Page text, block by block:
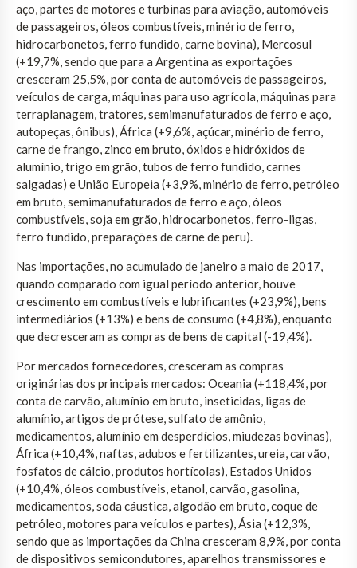
aço, partes de motores e turbinas para aviação, automóveis
de passageiros, óleos combustíveis, minério de ferro,
hidrocarbonetos, ferro fundido, carne bovina), Mercosul
(+19,7%, sendo que para a Argentina as exportações
cresceram 25,5%, por conta de automóveis de passageiros,
veículos de carga, máquinas para uso agrícola, máquinas para
terraplanagem, tratores, semimanufaturados de ferro e aço,
autopeças, ônibus), África (+9,6%, açúcar, minério de ferro,
carne de frango, zinco em bruto, óxidos e hidróxidos de
alumínio, trigo em grão, tubos de ferro fundido, carnes
salgadas) e União Europeia (+3,9%, minério de ferro, petróleo
em bruto, semimanufaturados de ferro e aço, óleos
combustíveis, soja em grão, hidrocarbonetos, ferro-ligas,
ferro fundido, preparações de carne de peru).
Nas importações, no acumulado de janeiro a maio de 2017,
quando comparado com igual período anterior, houve
crescimento em combustíveis e lubrificantes (+23,9%), bens
intermediários (+13%) e bens de consumo (+4,8%), enquanto
que decresceram as compras de bens de capital (-19,4%).
Por mercados fornecedores, cresceram as compras
originárias dos principais mercados: Oceania (+118,4%, por
conta de carvão, alumínio em bruto, inseticidas, ligas de
alumínio, artigos de prótese, sulfato de amônio,
medicamentos, alumínio em desperdícios, miudezas bovinas),
África (+10,4%, naftas, adubos e fertilizantes, ureia, carvão,
fosfatos de cálcio, produtos hortícolas), Estados Unidos
(+10,4%, óleos combustíveis, etanol, carvão, gasolina,
medicamentos, soda cáustica, algodão em bruto, coque de
petróleo, motores para veículos e partes), Ásia (+12,3%,
sendo que as importações da China cresceram 8,9%, por conta
de dispositivos semicondutores, aparelhos transmissores e